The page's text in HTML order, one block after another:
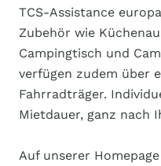
TCS-Assistance
Zubehör wie
Campingtisch und
verfügen zudem über
Fahrradträger.
Mietdauer, ganz nach
Auf unserer